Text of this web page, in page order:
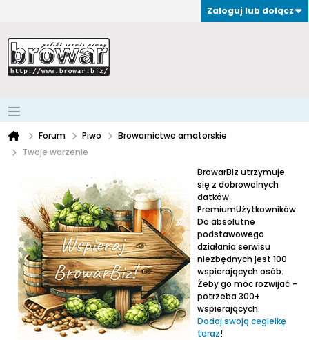
Zaloguj lub dołącz
Forum Piwo
Browarnictwo amatorskie
Twoje warzenie
BrowarBiz utrzymuje
się z dobrowolnych
datków
PremiumUżytkowników.
Do absolutne
podstawowego
działania serwisu
niezbędnych jest 100
wspierających osób.
Żeby go móc rozwijać -
potrzeba 300+
wspierających.
Dodaj swoją cegiełkę
teraz!